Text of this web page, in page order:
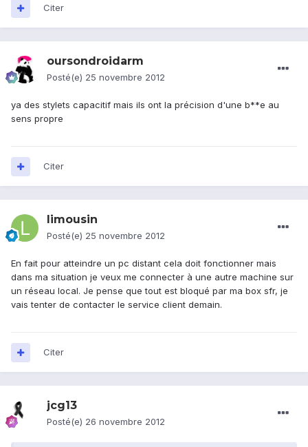
Citer
oursondroidarm
Posté(e) 25 novembre 2012
ya des stylets capacitif mais ils ont la précision d'une b**e au
sens propre
Citer
limousin
Posté(e) 25 novembre 2012
En fait pour atteindre un pc distant cela doit fonctionner mais
dans ma situation je veux me connecter à une autre machine sur
un réseau local. Je pense que tout est bloqué par ma box sfr, je
vais tenter de contacter le service client demain.
Citer
jcg13
Posté(e) 26 novembre 2012